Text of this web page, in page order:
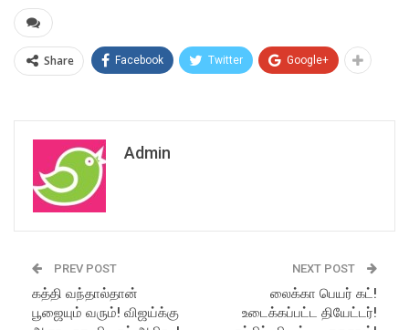
Share Facebook Twitter Google+
Admin
PREV POST
கத்தி வந்தால்தான்
பூஜையும் வரும்! விஜய்க்கு
NEXT POST
லைக்கா பெயர் கட்!
உடைக்கப்பட்ட தியேட்டர்!